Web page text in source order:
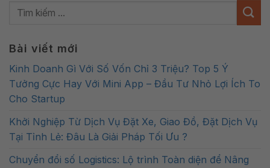
Bài viết mới
Kinh Doanh Gì Với Số Vốn Chỉ 3 Triệu? Top 5 Ý
Tưởng Cực Hay Với Mini App – Đầu Tư Nhỏ Lợi Ích To
Cho Startup
Khởi Nghiệp Từ Dịch Vụ Đặt Xe, Giao Đồ, Đặt Dịch Vụ
Tại Tỉnh Lẻ: Đâu Là Giải Pháp Tối Ưu ?
Chuyển đổi số Logistics: Lộ trình Toàn diện để Nâng